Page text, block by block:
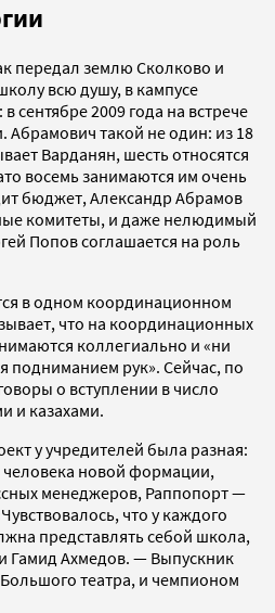
передал землю Сколково и
всю душу, в кампусе
2009 года на встрече
Абрамович такой не один: из 18
Варданян, шесть относятся
восемь занимаются им очень
бюджет, Александр Абрамов
комитеты, и даже нелюдимый
Попов соглашается на роль
в одном координационном
что на координационных
коллегиально и «ни
подниманием рук». Сейчас, по
о вступлении в число
и казахами.
у учредителей была разная:
человека новой формации,
менеджеров, Раппопорт —
что у каждого
представлять себой школа,
Гамид Ахмедов. — Выпускник
театра, и чемпионом